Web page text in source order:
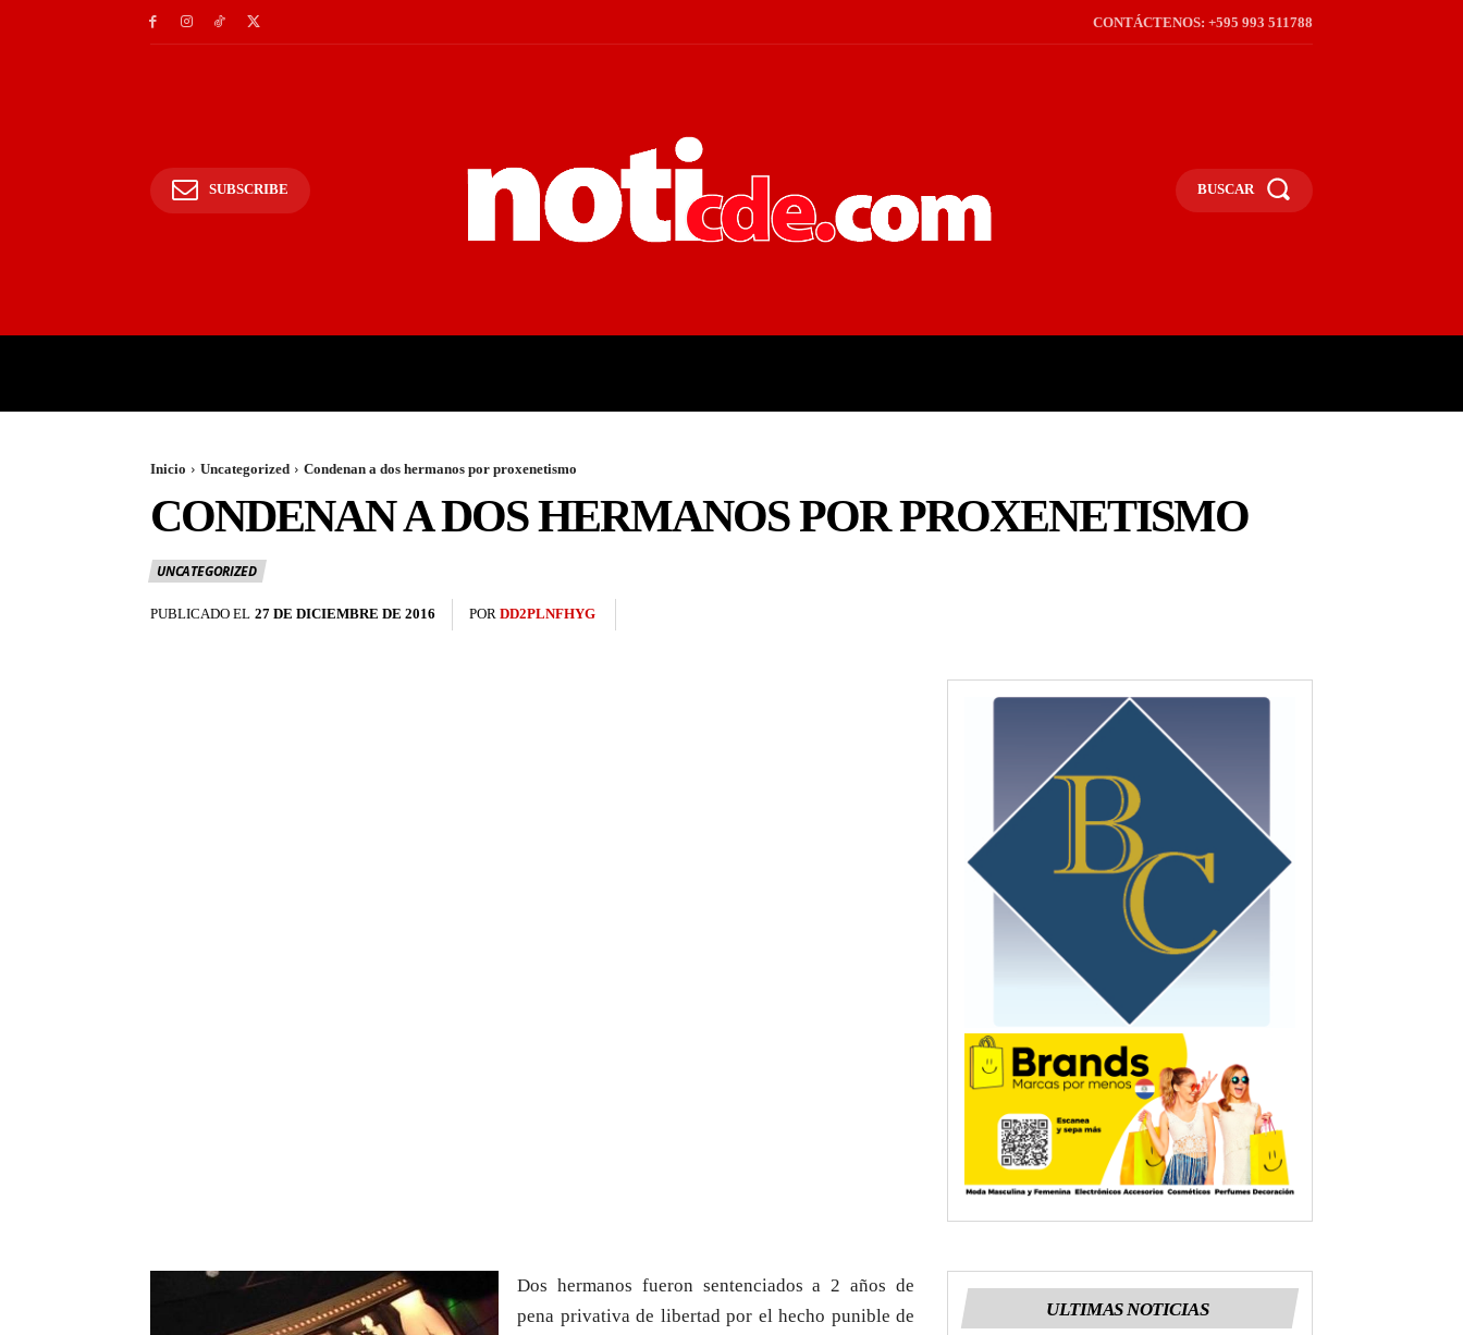
CONTÁCTENOS: +595 993 511788
SUBSCRIBE BUSCAR
Inicio Uncategorized Condenan a dos hermanos por proxenetismo
CONDENAN A DOS HERMANOS POR PROXENETISMO
UNCATEGORIZED
PUBLICADO EL 27 DE DICIEMBRE DE 2016 POR DD2PLNFHYG
Dos hermanos fueron sentenciados a 2 años de
pena privativa de libertad por el hecho punible de
ULTIMAS NOTICIAS